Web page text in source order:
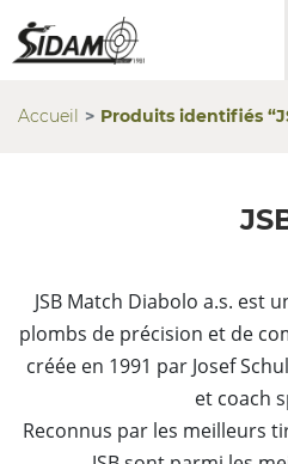
Accueil Produits identifiés
JSB Match Diabolo a.s. est
plombs de précision et de
créée en 1991 par Josef
et coach
Reconnus par les meilleurs